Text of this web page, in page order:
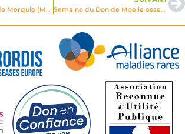
Journée Maladie de Morquio (MPS IV) Semaine du Don de Moelle osseuse